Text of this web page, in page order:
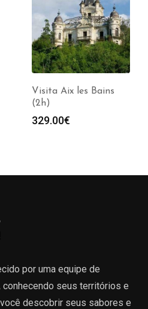
Visita Aix les Bains
(2h)
329.00€
por uma equipe de
seus territórios e
descobrir seus sabores e